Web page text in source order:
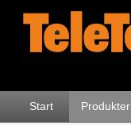
Start Produkter